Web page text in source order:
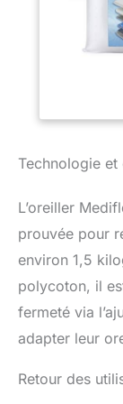
Technologie
L’oreiller
prouvée pour
environ 1,5
polycoton, il
fermeté via
adapter leur
Retour des